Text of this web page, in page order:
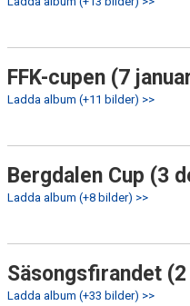
FFK-cupen (7
Ladda album (+11 bilder) >>
Bergdalen Cup (3
Ladda album (+8 bilder) >>
Säsongsfirandet
Ladda album (+33 bilder) >>